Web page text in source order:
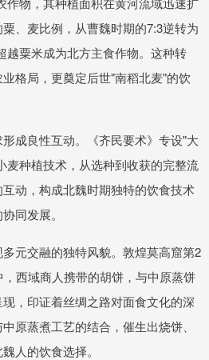
、麦比例，从曹魏时期的7:3逆转为
越粟米成为北方主食作物。这种转
格局，更奠定后世"南稻北麦"的饮
成良性互动。《齐民要术》专设"大
麦种植技术，从选种到收获的完整流
动，构成北魏时期独特的饮食技术
同发展。
元交融的独特风貌。敦煌莫高窟第2
西域商人携带的胡饼，与中原蒸饼
，印证着丝绸之路对面食文化的深
原蒸煮工艺的结合，催生出烧饼、
人的饮食选择。